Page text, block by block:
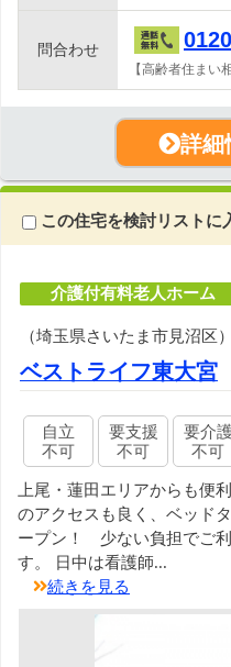
問合わせ
【高齢者住まい
詳細
この住宅を検討リストに
介護付有料老人ホーム
（埼玉県さいたま市見沼区）
ベストライフ東大宮
自立
不可
要支援
不可
要介護
不可
上尾・蓮田エリアからも便
のアクセスも良く、ベッド
ープン！ 少ない負担でご
す。 日中は看護師...
続きを見る